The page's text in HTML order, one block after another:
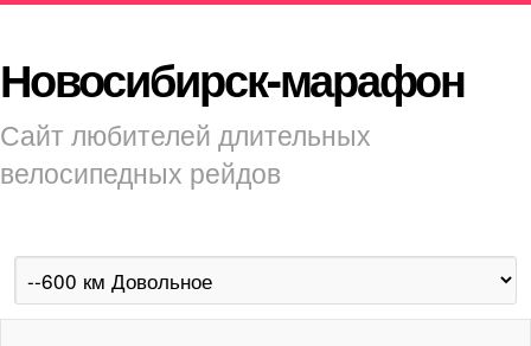
Новосибирск-марафон
Сайт любителей длительных
велосипедных рейдов